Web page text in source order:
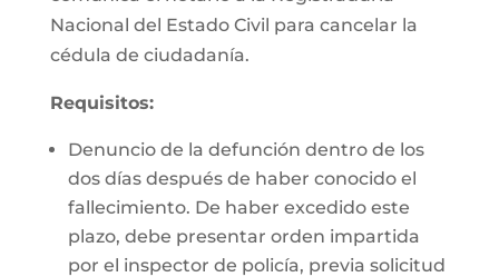
Nacional del Estado Civil para cancelar la
cédula de ciudadanía.
Requisitos:
Denuncio de la defunción dentro de los
dos días después de haber conocido el
fallecimiento. De haber excedido este
plazo, debe presentar orden impartida
por el inspector de policía, previa solicitud